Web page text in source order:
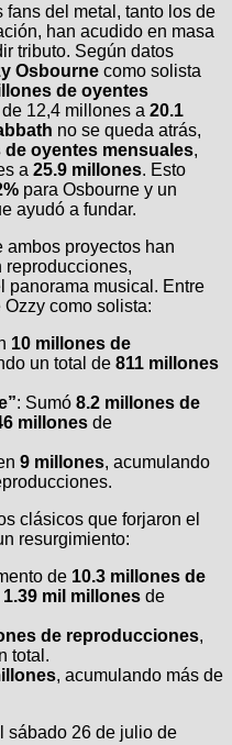
fans del metal, tanto los de
han acudido en masa
tributo. Según datos
Osbourne como solista
de oyentes
12,4 millones a 20.1
no se queda atrás,
de oyentes mensuales,
a 25.9 millones. Esto
para Osbourne y un
ayudó a fundar.
ambos proyectos han
reproducciones,
panorama musical. Entre
como solista:
10 millones de
un total de 811 millones
: Sumó 8.2 millones de
millones de
9 millones, acumulando
clásicos que forjaron el
resurgimiento:
de 10.3 millones de
1.39 mil millones de
de reproducciones,
total.
, acumulando más de
sábado 26 de julio de